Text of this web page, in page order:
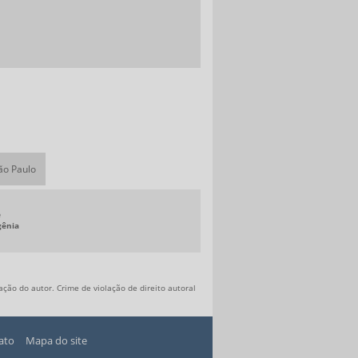
MOTORES ELÉTRICOS DE CORRENTE
SERVO DRIVE PREÇO
SERVO MOTOR CORRENTE ALTERNADA
SERVO MOTOR INDUSTRIAL
SERVO MOTOR PRECISÃO
Paulo
do autor. Crime de violação de direito autoral
Mapa do site